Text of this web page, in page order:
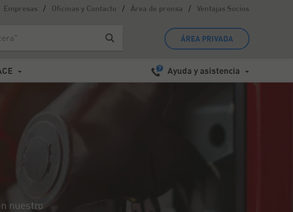
Empresas / Oficinas y Contacto / Área de prensa / Ventajas Socios
ÁREA PRIVADA
Ayuda y asistencia
nuestro